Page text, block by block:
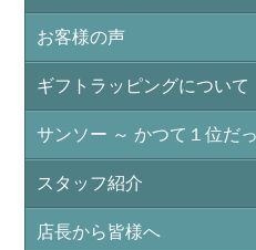
お客様の声
ギフトラッピングについて
サンソー ～ かつて１位だ
スタッフ紹介
店長から皆様へ